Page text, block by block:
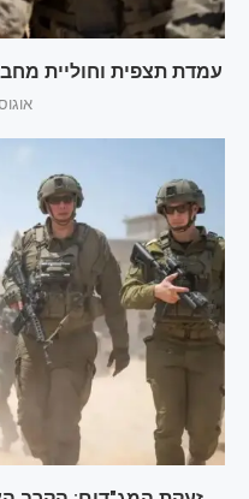
עמדת תצפית וחוליית
אוגוסט 29,